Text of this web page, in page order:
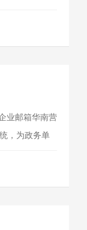
业邮箱华南营
，为政务单